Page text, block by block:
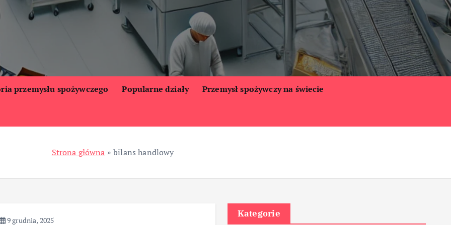
przemysłu spożywczego Popularne działy Przemysł spożywczy na świecie
Strona główna »bilans handlowy
9 grudnia, 2025
Kategorie